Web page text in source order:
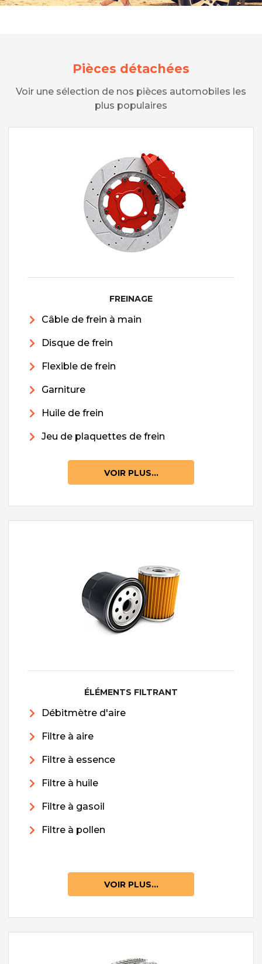
Pièces détachées
Voir une sélection de nos pièces automobiles les
plus populaires
FREINAGE
Câble de frein à main
Disque de frein
Flexible de frein
Garniture
Huile de frein
Jeu de plaquettes de frein
VOIR PLUS...
ÉLÉMENTS FILTRANT
Débitmètre d'aire
Filtre à aire
Filtre à essence
Filtre à huile
Filtre à gasoil
Filtre à pollen
VOIR PLUS...